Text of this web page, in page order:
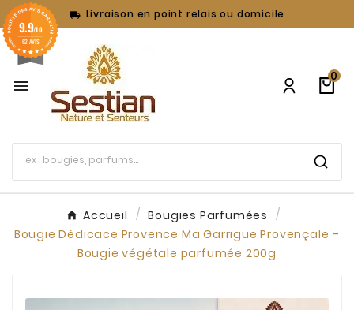
 Livraison en point relais ou domicile

0
Accueil
Bougies Parfumées
Bougie Dédicace Provence Ma Garrigue Provençale –
Bougie végétale parfumée 200g
9.9/10
62 AVIS